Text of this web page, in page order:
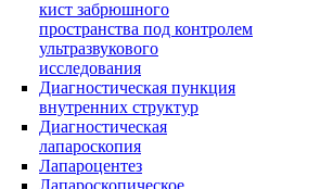
кист забрюшного
пространства под контролем
ультразвукового
исследования
Диагностическая пункция
внутренних структур
Диагностическая
лапароскопия
Лапароцентез
Лапароскопическое